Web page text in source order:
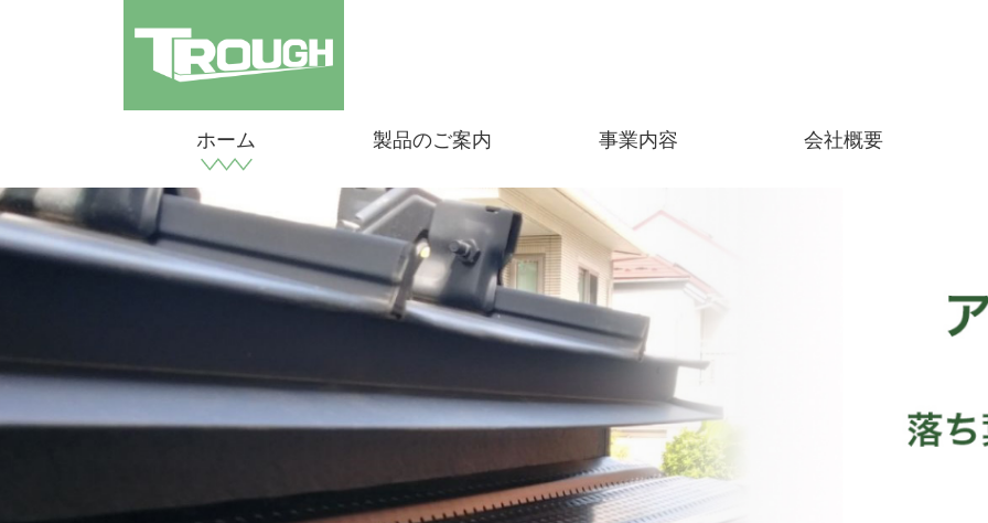
ホーム 製品のご案内 事業内容 会社概要